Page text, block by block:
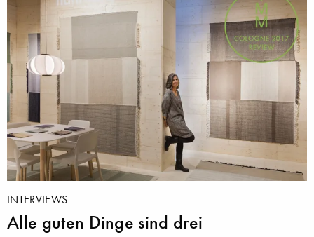
INTERVIEWS
Alle guten Dinge sind drei